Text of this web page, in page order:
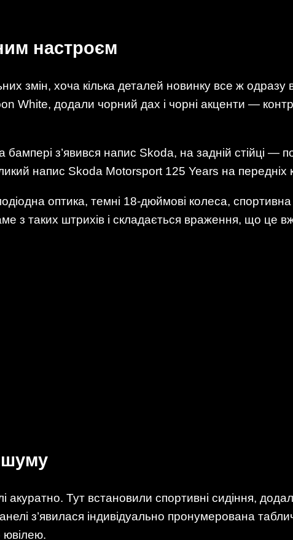
настроєм
змін, хоча кілька деталей новинку все ж одразу
White, додали чорний дах і чорні акценти —
бампері з’явився напис Skoda, на задній стійці —
напис Skoda Motorsport 125 Years на передніх
оптика, темні 18-дюймові колеса,
з таких штрихів і складається враження, що це
шуму
акуратно. Тут встановили спортивні сидіння,
з’явилася індивідуально пронумерована